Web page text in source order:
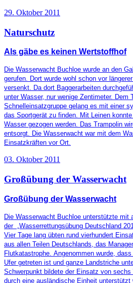
29. Oktober 2011
Naturschutz
Als gäbe es keinen Wertstoffhof
Die Wasserwacht Buchloe wurde an den
gerufen. Dort wurde wohl schon vor
versenkt. Da dort Baggerarbeiten
unter Wasser, nur wenige Zentimeter. Dem
Schnelleinsatzgruppe gelang es mit einer
das Sportgerät zu finden. Mit Leinen
Wasser gezogen werden. Das Trampolin
entsorgt. Die Wasserwacht war mit dem
Einsatzkräften vor Ort.
03. Oktober 2011
Großübung der Wasserwacht
Großübung der Wasserwacht
Die Wasserwacht Buchloe unterstützte mit
der „Wasserrettungsübung Deutschland
Vier Tage lang übten rund vierhundert
aus allen Teilen Deutschlands, das
Flutkatastrophe. Angenommen wurde,
Ufer getreten ist und ganze Landstriche
Schwerpunkt bildete der Einsatz von
durch eine ausländische Einheit unterstützt